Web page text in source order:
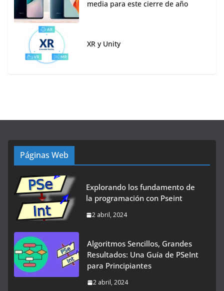
media para este cierre de año
XR y Unity
Páginas Web
Explorando los fundamento de
la programación con Pseint
2 abril, 2024
Algoritmos Sencillos, Grandes
Resultados: Una Guía de PSeInt
para Principiantes
2 abril, 2024